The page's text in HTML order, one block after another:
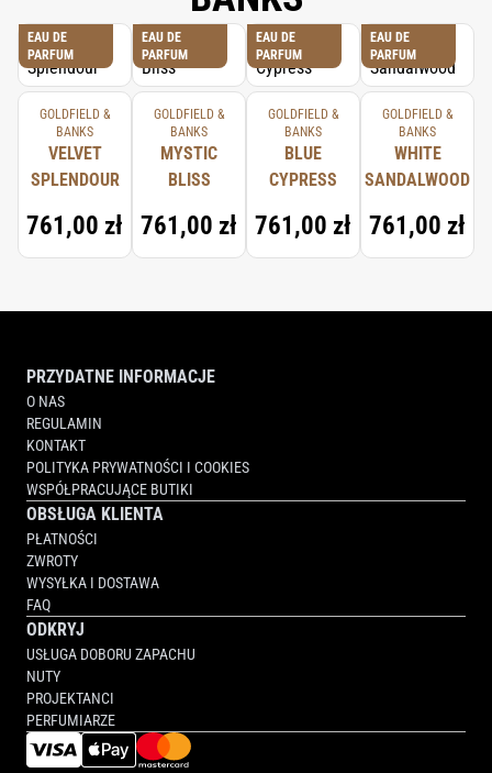
EAU DE
PARFUM
GOLDFIELD &
BANKS
VELVET
SPLENDOUR
761,00 zł
EAU DE
PARFUM
GOLDFIELD &
BANKS
MYSTIC
BLISS
761,00 zł
EAU DE
PARFUM
GOLDFIELD &
BANKS
BLUE
CYPRESS
761,00 zł
EAU DE
PARFUM
GOLDFIELD &
BANKS
WHITE
SANDALWOOD
761,00 zł
PRZYDATNE INFORMACJE
O NAS
REGULAMIN
KONTAKT
POLITYKA PRYWATNOŚCI I COOKIES
WSPÓŁPRACUJĄCE BUTIKI
OBSŁUGA KLIENTA
PŁATNOŚCI
ZWROTY
WYSYŁKA I DOSTAWA
FAQ
ODKRYJ
USŁUGA DOBORU ZAPACHU
NUTY
PROJEKTANCI
PERFUMIARZE